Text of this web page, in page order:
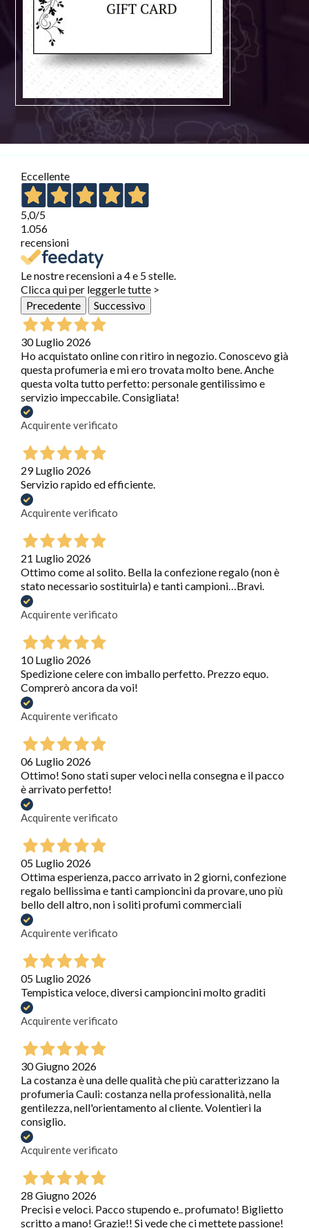
Eccellente
5,0/5
1.056
recensioni
Le nostre recensioni a 4 e 5 stelle.
Clicca qui per leggerle tutte >
Precedente
Successivo
30 Luglio 2026
Ho acquistato online con ritiro in negozio. Conoscevo già
questa profumeria e mi ero trovata molto bene. Anche
questa volta tutto perfetto: personale gentilissimo e
servizio impeccabile. Consigliata!
Acquirente verificato
29 Luglio 2026
Servizio rapido ed efficiente.
Acquirente verificato
21 Luglio 2026
Ottimo come al solito. Bella la confezione regalo (non è
stato necessario sostituirla) e tanti campioni…Bravi.
Acquirente verificato
10 Luglio 2026
Spedizione celere con imballo perfetto. Prezzo equo.
Comprerò ancora da voi!
Acquirente verificato
06 Luglio 2026
Ottimo! Sono stati super veloci nella consegna e il pacco
è arrivato perfetto!
Acquirente verificato
05 Luglio 2026
Ottima esperienza, pacco arrivato in 2 giorni, confezione
regalo bellissima e tanti campioncini da provare, uno più
bello dell altro, non i soliti profumi commerciali
Acquirente verificato
05 Luglio 2026
Tempistica veloce, diversi campioncini molto graditi
Acquirente verificato
30 Giugno 2026
La costanza è una delle qualità che più caratterizzano la
profumeria Cauli: costanza nella professionalità, nella
gentilezza, nell'orientamento al cliente. Volentieri la
consiglio.
Acquirente verificato
28 Giugno 2026
Precisi e veloci. Pacco stupendo e.. profumato! Biglietto
scritto a mano! Grazie!! Si vede che ci mettete passione!